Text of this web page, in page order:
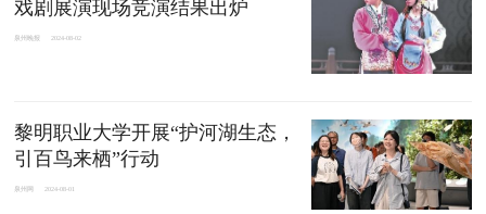
戏剧展演现场竞演结果出炉
泉州晚报 2024-08-02
黎明职业大学开展“护河湖生态，
引百鸟来栖”行动
泉州网 2024-08-01